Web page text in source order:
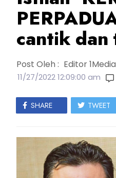
cantik
Post Oleh : Editor 1Media
11/27/2022 12:09:00 am
SHARE TWEET